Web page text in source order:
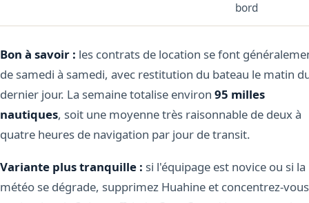
bord
Bon à savoir : les contrats de location se font
de samedi à samedi, avec restitution du bateau le matin
dernier jour. La semaine totalise environ 95 milles
nautiques, soit une moyenne très raisonnable de deux à
quatre heures de navigation par jour de transit.
Variante plus tranquille : si l'équipage est novice ou si la
météo se dégrade, supprimez Huahine et concentrez-vous